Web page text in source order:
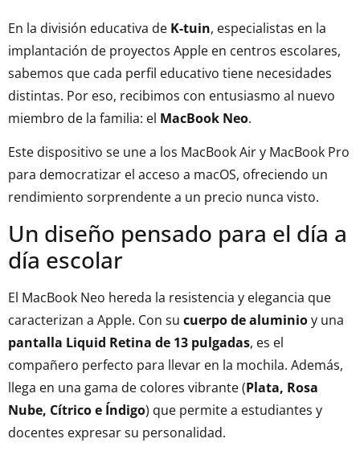
En la división educativa de K-tuin, especialistas en la
implantación de proyectos Apple en centros escolares,
sabemos que cada perfil educativo tiene necesidades
distintas. Por eso, recibimos con entusiasmo al nuevo
miembro de la familia: el MacBook Neo.
Este dispositivo se une a los MacBook Air y MacBook Pro
para democratizar el acceso a macOS, ofreciendo un
rendimiento sorprendente a un precio nunca visto.
Un diseño pensado para el día a
día escolar
El MacBook Neo hereda la resistencia y elegancia que
caracterizan a Apple. Con su cuerpo de aluminioy una
pantalla Liquid Retina de 13 pulgadas, es el
compañero perfecto para llevar en la mochila. Además,
llega en una gama de colores vibrante (Plata, Rosa
Nube, Cítrico e Índigo) que permite a estudiantes y
docentes expresar su personalidad.